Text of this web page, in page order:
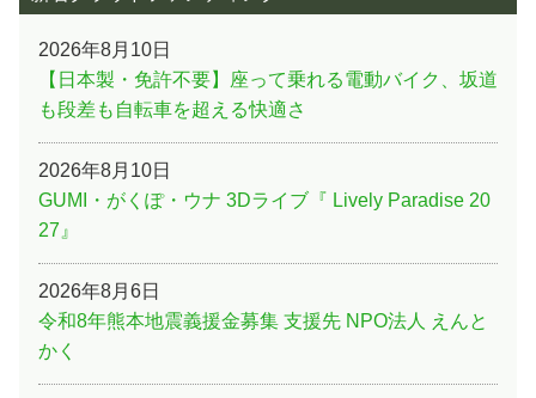
2026年8月10日
【日本製・免許不要】座って乗れる電動バイク、坂道
も段差も自転車を超える快適さ
2026年8月10日
GUMI・がくぽ・ウナ 3Dライブ『 Lively Paradise 20
27』
2026年8月6日
令和8年熊本地震義援金募集 支援先 NPO法人 えんと
かく